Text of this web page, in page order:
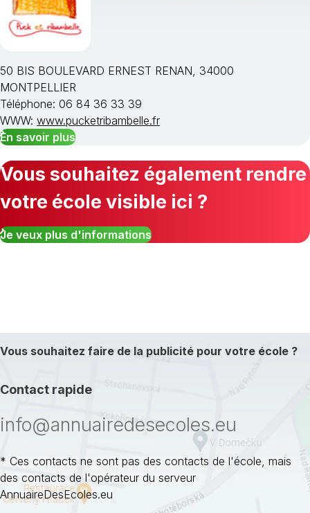
50 BIS BOULEVARD ERNEST RENAN, 34000
MONTPELLIER
Téléphone: 06 84 36 33 39
WWW: www.pucketribambelle.fr
En savoir plus
Vous souhaitez également rendre
votre école visible ici ?
Je veux plus d'informations
Vous souhaitez faire de la publicité pour votre école ?
Contact rapide
info@annuairedesecoles.eu
* Ces contacts ne sont pas des contacts de l'école, mais
des contacts de l'opérateur du serveur
AnnuaireDesEcoles.eu